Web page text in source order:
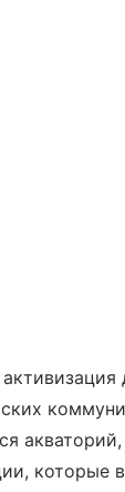
которые